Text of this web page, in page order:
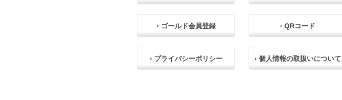
› ゴールド会員登録 › QRコード
› プライバシーポリシー › 個人情報の取扱いについて